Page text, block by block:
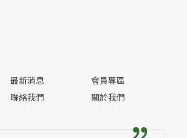
最新消息
會員專區
聯絡我們 關於我們